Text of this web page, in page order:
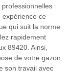
ce
qui suit la norme
rapidement
89420. Ainsi,
de votre gazon
son travail avec